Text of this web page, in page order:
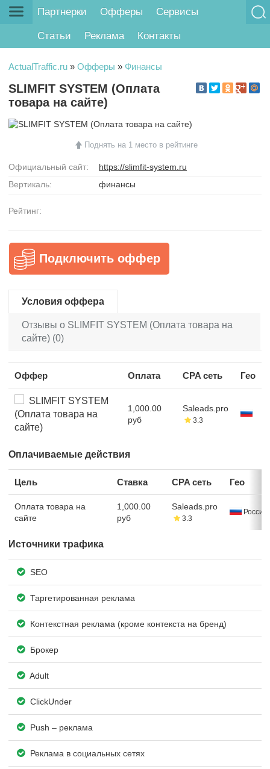
Партнерки Офферы Сервисы
Статьи Реклама Контакты
ActualTraffic.ru » Офферы » Финансы
SLIMFIT SYSTEM (Оплата
товара на сайте)
Поднять на 1 место в рейтинге
Официальный сайт:
https://slimfit-system.ru
Вертикаль:
финансы
Рейтинг:
Подключить оффер
Условия оффера
Отзывы о SLIMFIT SYSTEM (Оплата товара на
сайте) (0)
Оффер Оплата CPA сеть Гео
SLIMFIT SYSTEM
(Оплата товара на
сайте)
1,000.00
руб
Saleads.pro
3.3
Оплачиваемые действия
Цель Ставка CPA сеть Гео
Оплата товара на
сайте
1,000.00
руб
Saleads.pro
3.3
Россия
Источники трафика
SEO
Таргетированная реклама
Контекстная реклама (кроме контекста на бренд)
Брокер
Adult
ClickUnder
Push – реклама
Реклама в социальных сетях